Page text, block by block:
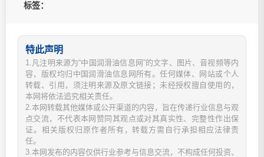
标签：
特此声明
1.凡注明来源为“中国润滑油信息网”的文字、图片、音视频等内
容，版权均归中国润滑油信息网所有。任何媒体、网站或个人
转载、引用，须注明来源及原文链接；未经授权擅自使用的，
本网将依法追究相关责任。
2.本网转载其他媒体或公开渠道的内容，旨在传递行业信息与观
点交流，不代表本网赞同其观点或对其真实性、完整性作出保
证。相关版权归原作者所有，转载方需自行承担相应法律责
任。
3.本网发布的内容仅供行业参考与信息交流，不构成任何投资、